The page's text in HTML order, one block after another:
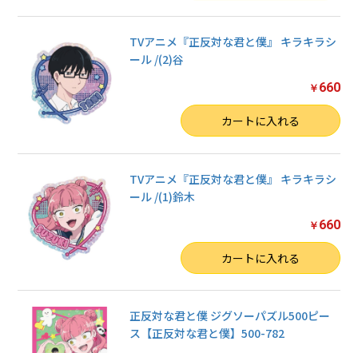
TVアニメ『正反対な君と僕』 キラキラシ
ール /(2)谷
￥ 660
カートに入れる
TVアニメ『正反対な君と僕』 キラキラシ
ール /(1)鈴木
￥ 660
カートに入れる
正反対な君と僕 ジグソーパズル500ピー
ス【正反対な君と僕】500-782